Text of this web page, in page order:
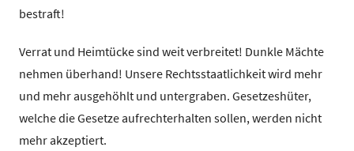
bestraft!
Verrat und Heimtücke sind weit verbreitet! Dunkle Mächte
nehmen überhand! Unsere Rechtsstaatlichkeit wird mehr
und mehr ausgehöhlt und untergraben. Gesetzeshüter,
welche die Gesetze aufrechterhalten sollen, werden nicht
mehr akzeptiert.